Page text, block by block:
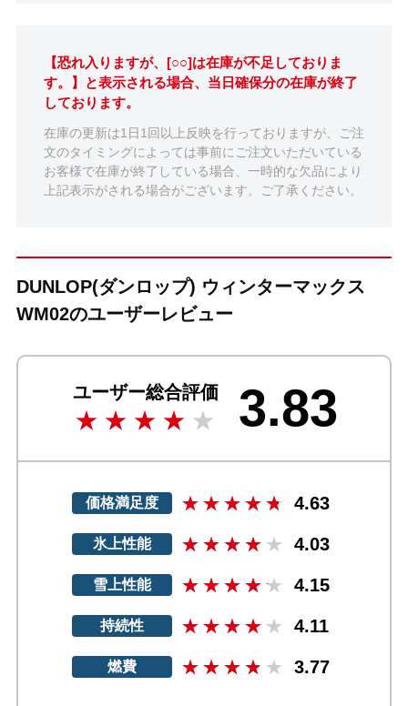
【恐れ入りますが、[○○]は在庫が不足しておりま
す。】と表示される場合、当日確保分の在庫が終了
しております。
在庫の更新は1日1回以上反映を行っておりますが、ご注
文のタイミングによっては事前にご注文いただいている
お客様で在庫が終了している場合、一時的な欠品により
上記表示がされる場合がございます。ご了承ください。
DUNLOP(ダンロップ) ウィンターマックス
WM02のユーザーレビュー
ユーザー総合評価 3.83
価格満足度 4.63
氷上性能 4.03
雪上性能 4.15
持続性 4.11
燃費 3.77